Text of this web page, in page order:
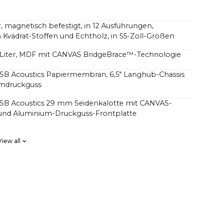
magnetisch befestigt, in 12 Ausführungen,
Kvadrat-Stoffen und Echtholz, in 55-Zoll-Größen
Liter, MDF mit CANVAS BridgeBrace™-Technologie
Acoustics Papiermembran, 6,5" Langhub-Chassis
Acoustics 29 mm Seidenkalotte mit CANVAS-
Aluminium-Druckguss-Frontplatte
all